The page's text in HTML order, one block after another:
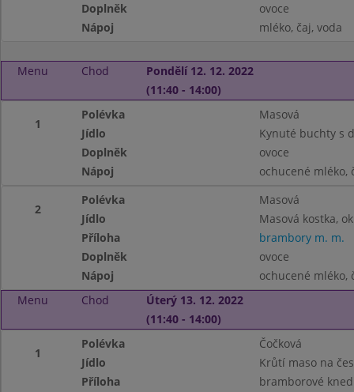
Doplněk
ovoce
Nápoj
mléko, čaj, voda
Menu Chod
Pondělí 12. 12. 2022
(11:40 - 14:00)
1
Polévka
Masová
Jídlo
Kynuté buchty s
Doplněk
ovoce
Nápoj
ochucené mléko,
2
Polévka
Masová
Jídlo
Masová kostka,
Příloha
brambory m. m.
Doplněk
ovoce
Nápoj
ochucené mléko,
Menu
Chod
Úterý 13. 12. 2022
(11:40 - 14:00)
1
Polévka
Čočková
Jídlo
Krůtí maso na
Příloha
bramborové